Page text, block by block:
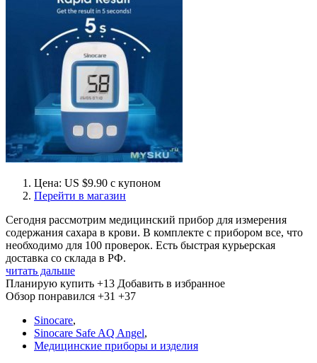
Цена: US $9.90 с купоном
Перейти в магазин
Сегодня рассмотрим медицинский прибор для измерения
содержания сахара в крови. В комплекте с прибором все, что
необходимо для 100 проверок. Есть быстрая курьерская
доставка со склада в РФ.
читать дальше
Планирую купить +13 Добавить в избранное
Обзор понравился +31 +37
Sinocare,
Sinocare Safe AQ Angel,
Медицинские приборы и изделия